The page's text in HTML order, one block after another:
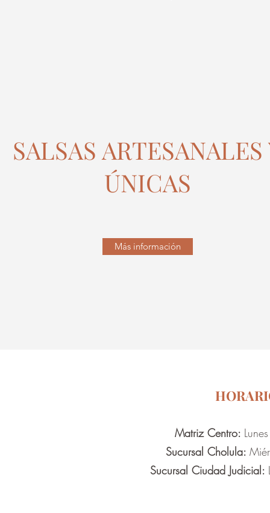
SALSAS ARTESANALES
ÚNICAS
Más información
Matriz Centro:
Sucursal Cholula:
Sucursal Ciudad Judicial: